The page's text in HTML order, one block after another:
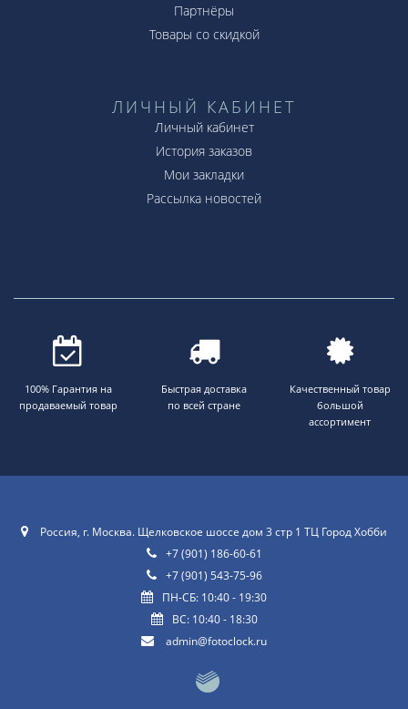
Партнёры
Товары со скидкой
ЛИЧНЫЙ КАБИНЕТ
Личный кабинет
История заказов
Мои закладки
Рассылка новостей
100% Гарантия на
продаваемый товар
Быстрая доставка
по всей стране
Качественный товар
большой
ассортимент
Россия, г. Москва. Щелковское шоссе дом 3 стр 1 ТЦ Город Хобби
+7 (901) 186-60-61
+7 (901) 543-75-96
ПН-СБ: 10:40 - 19:30
ВС: 10:40 - 18:30
admin@fotoclock.ru